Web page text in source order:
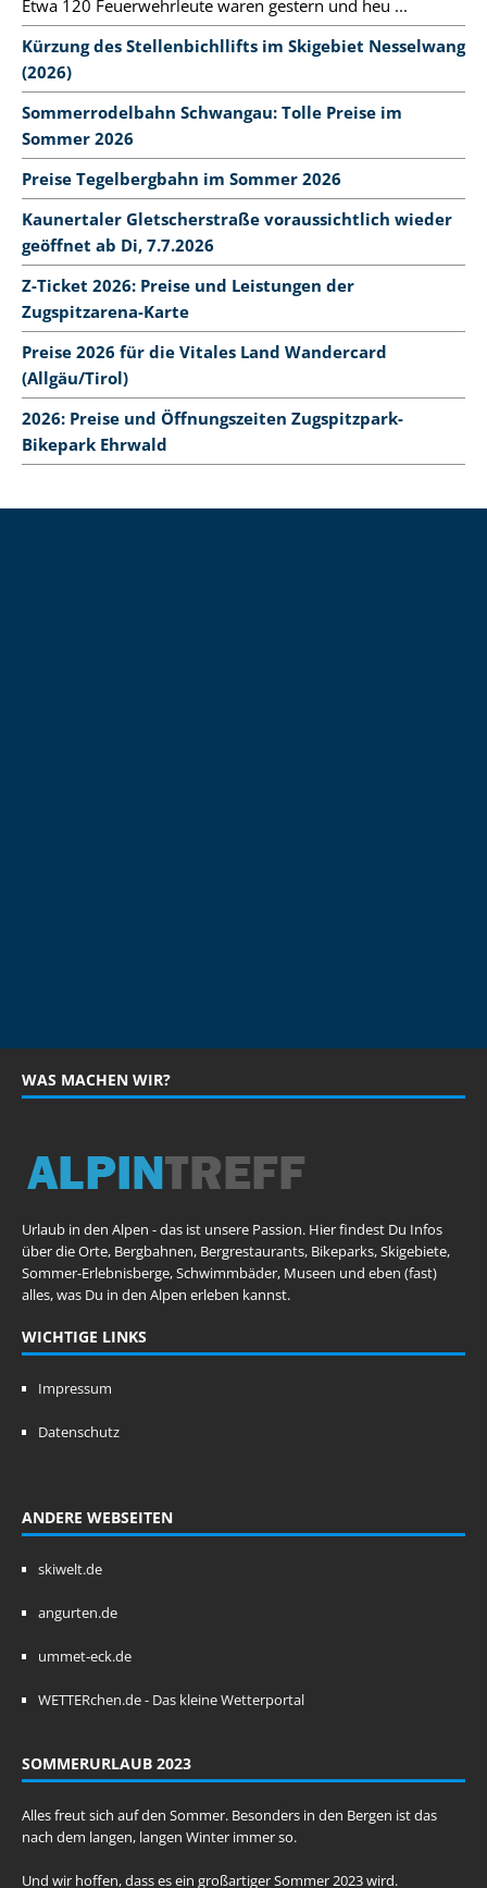
Etwa 120 Feuerwehrleute waren gestern und heu ...
Kürzung des Stellenbichllifts im Skigebiet Nesselwang
(2026)
Sommerrodelbahn Schwangau: Tolle Preise im
Sommer 2026
Preise Tegelbergbahn im Sommer 2026
Kaunertaler Gletscherstraße voraussichtlich wieder
geöffnet ab Di, 7.7.2026
Z-Ticket 2026: Preise und Leistungen der
Zugspitzarena-Karte
Preise 2026 für die Vitales Land Wandercard
(Allgäu/Tirol)
2026: Preise und Öffnungszeiten Zugspitzpark-
Bikepark Ehrwald
WAS MACHEN WIR?
Urlaub in den Alpen - das ist unsere Passion. Hier findest Du Infos
über die Orte, Bergbahnen, Bergrestaurants, Bikeparks, Skigebiete,
Sommer-Erlebnisberge, Schwimmbäder, Museen und eben (fast)
alles, was Du in den Alpen erleben kannst.
WICHTIGE LINKS
Impressum
Datenschutz
ANDERE WEBSEITEN
skiwelt.de
angurten.de
ummet-eck.de
WETTERchen.de - Das kleine Wetterportal
SOMMERURLAUB 2023
Alles freut sich auf den Sommer. Besonders in den Bergen ist das
nach dem langen, langen Winter immer so.
Und wir hoffen, dass es ein großartiger Sommer 2023 wird.